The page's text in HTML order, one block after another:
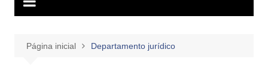
Página inicial Departamento jurídico